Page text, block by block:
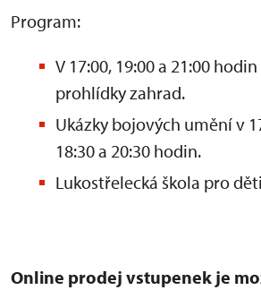
Program:
V 17:00, 19:00 a 21:00
prohlídky zahrad.
Ukázky bojových umění v
18:30 a 20:30 hodin.
Lukostřelecká škola pro
Online prodej vstupenek je